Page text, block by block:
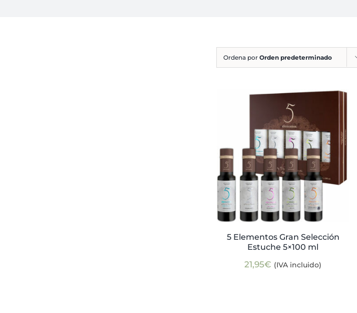
Ordena por Orden predeterminado
5 Elementos Gran Selección
Estuche 5×100 ml
21,95€ (IVA incluido)